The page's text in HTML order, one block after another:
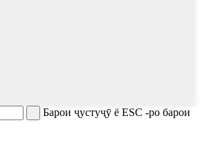
Барои ҷустуҷӯ ё ESC -ро барои